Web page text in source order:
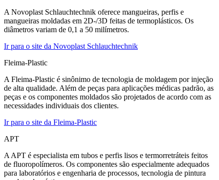
A Novoplast Schlauchtechnik oferece mangueiras, perfis e
mangueiras moldadas em 2D-/3D feitas de termoplásticos. Os
diâmetros variam de 0,1 a 50 milímetros.
Ir para o site da Novoplast Schlauchtechnik
Fleima-Plastic
A Fleima-Plastic é sinônimo de tecnologia de moldagem por injeção
de alta qualidade. Além de peças para aplicações médicas padrão, as
peças e os componentes moldados são projetados de acordo com as
necessidades individuais dos clientes.
Ir para o site da Fleima-Plastic
APT
A APT é especialista em tubos e perfis lisos e termorretráteis feitos
de fluoropolímeros. Os componentes são especialmente adequados
para laboratórios e engenharia de processos, tecnologia de pintura